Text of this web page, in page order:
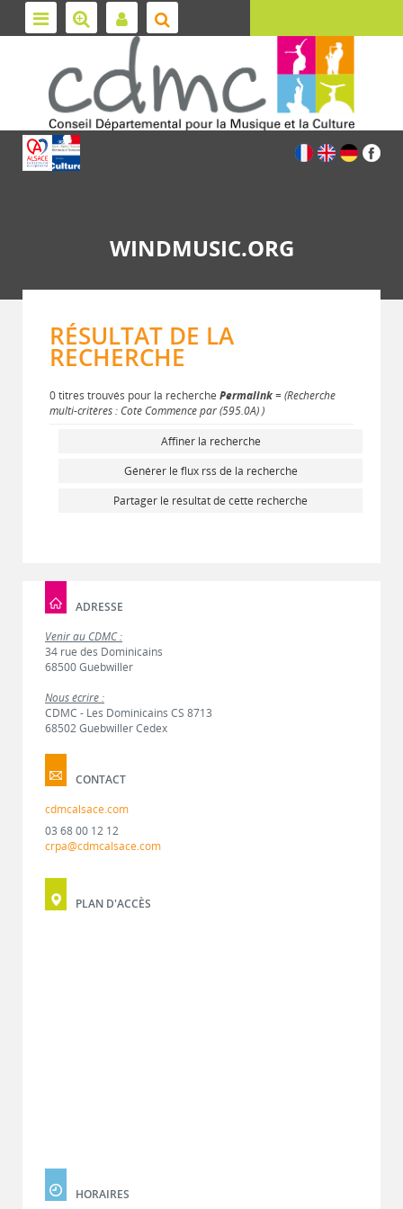
WINDMUSIC.ORG
RÉSULTAT DE LA
RECHERCHE
0 titres trouvés pour la recherche Permalink= (Recherche
multi-critères : Cote Commence par (595.0A) )
Affiner la recherche
Générer le flux rss de la recherche
Partager le résultat de cette recherche
ADRESSE
Venir au CDMC :
34 rue des Dominicains
68500 Guebwiller
Nous écrire :
CDMC - Les Dominicains CS 8713
68502 Guebwiller Cedex
CONTACT
cdmcalsace.com
03 68 00 12 12
crpa@cdmcalsace.com
PLAN D'ACCÈS
HORAIRES